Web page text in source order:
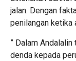
jalan. Dengan
penilangan ketika
” Dalam
denda kepada